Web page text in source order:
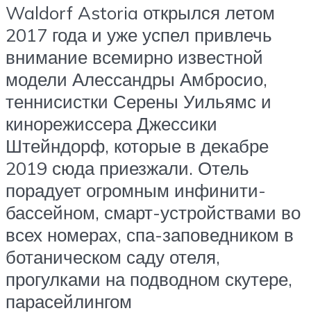
Waldorf Astoria открылся летом
2017 года и уже успел привлечь
внимание всемирно известной
модели Алессандры Амбросио,
теннисистки Серены Уильямс и
кинорежиссера Джессики
Штейндорф, которые в декабре
2019 сюда приезжали. Отель
порадует огромным инфинити-
бассейном, смарт-устройствами во
всех номерах, спа-заповедником в
ботаническом саду отеля,
прогулками на подводном скутере,
парасейлингом